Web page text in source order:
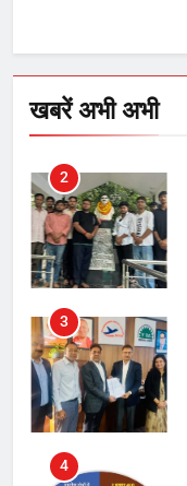
खबरें अभी अभी
2
3
4